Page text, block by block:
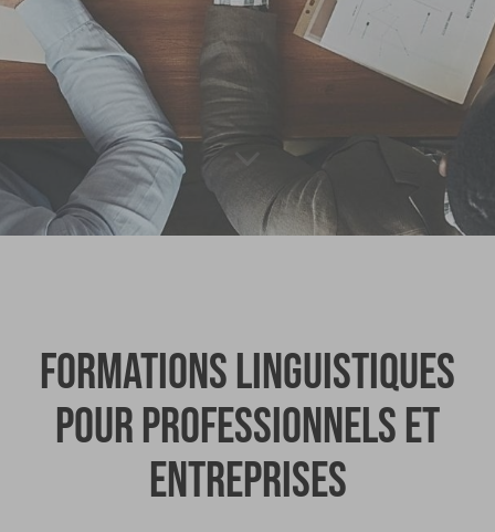
Formations linguistiques
pour professionnels et
entreprises